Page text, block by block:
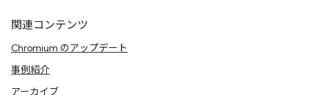
関連コンテンツ
Chromium のアップデート
事例紹介
アーカイブ